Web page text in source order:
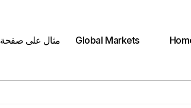
Global Markets مثال على صفحة